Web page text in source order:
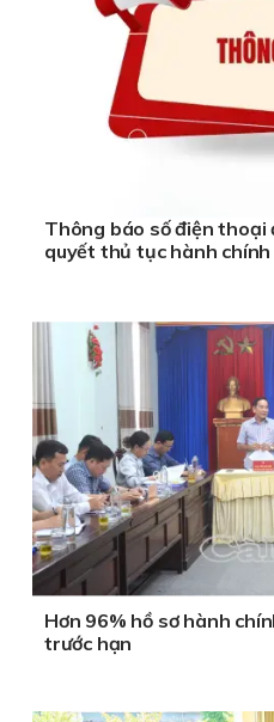
Thông báo số điện thoại
quyết thủ tục hành chính
Hơn 96% hồ sơ hành
trước hạn